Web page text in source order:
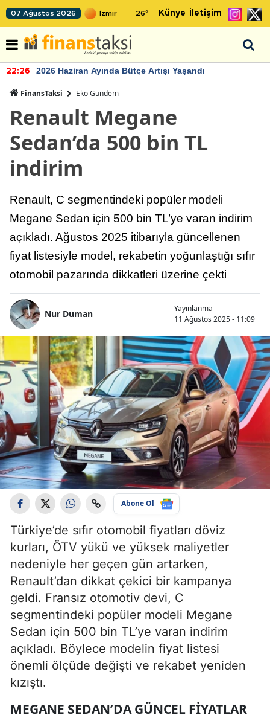
07 Ağustos 2026 26° Künye İletişim
22:26 2026 Haziran Ayında Bütçe Artışı Yaşandı
FinansTaksi Eko Gündem
Renault Megane
Sedan’da 500 bin TL
indirim
Renault, C segmentindeki popüler modeli
Megane Sedan için 500 bin TL’ye varan indirim
açıkladı. Ağustos 2025 itibarıyla güncellenen
fiyat listesiyle model, rekabetin yoğunlaştığı sıfır
otomobil pazarında dikkatleri üzerine çekti
Nur Duman
Yayınlanma
11 Ağustos 2025 - 11:09
Abone Ol
Türkiye’de sıfır otomobil fiyatları döviz
kurları, ÖTV yükü ve yüksek maliyetler
nedeniyle her geçen gün artarken,
Renault’dan dikkat çekici bir kampanya
geldi. Fransız otomotiv devi, C
segmentindeki popüler modeli Megane
Sedan için 500 bin TL’ye varan indirim
açıkladı. Böylece modelin fiyat listesi
önemli ölçüde değişti ve rekabet yeniden
kızıştı.
MEGANE SEDAN’DA GÜNCEL FIYATLAR